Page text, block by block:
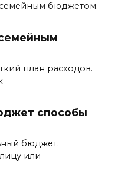
бюджетом.
план расходов.
способы
бюджет.
или